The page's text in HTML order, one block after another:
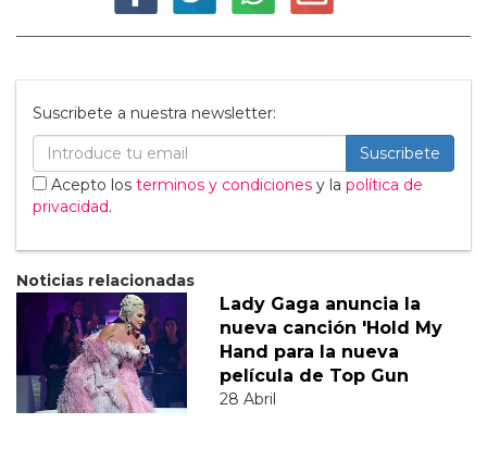
Suscribete a nuestra newsletter:
Suscribete
Acepto los terminos y condiciones y la política de
privacidad.
Noticias relacionadas
Lady Gaga anuncia la
nueva canción 'Hold My
Hand para la nueva
película de Top Gun
28 Abril